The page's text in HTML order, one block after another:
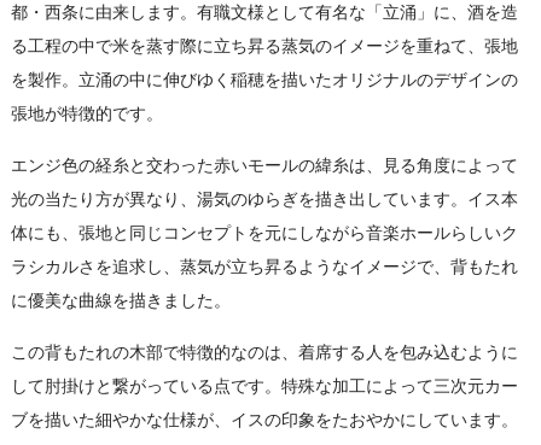
都・西条に由来します。有職文様として有名な「立涌」に、酒を造
る工程の中で米を蒸す際に立ち昇る蒸気のイメージを重ねて、張地
を製作。立涌の中に伸びゆく稲穂を描いたオリジナルのデザインの
張地が特徴的です。
エンジ色の経糸と交わった赤いモールの緯糸は、見る角度によって
光の当たり方が異なり、湯気のゆらぎを描き出しています。イス本
体にも、張地と同じコンセプトを元にしながら音楽ホールらしいク
ラシカルさを追求し、蒸気が立ち昇るようなイメージで、背もたれ
に優美な曲線を描きました。
この背もたれの木部で特徴的なのは、着席する人を包み込むように
して肘掛けと繋がっている点です。特殊な加工によって三次元カー
ブを描いた細やかな仕様が、イスの印象をたおやかにしています。